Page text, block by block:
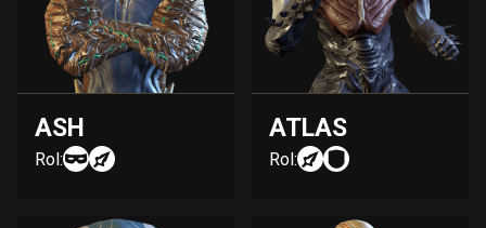
ASH
Rol:
ATLAS
Rol: